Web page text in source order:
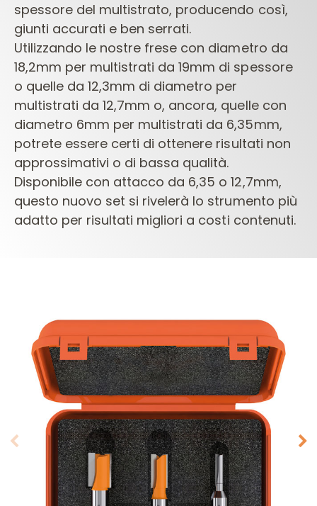
spessore del multistrato, producendo così,
giunti accurati e ben serrati.
Utilizzando le nostre frese con diametro da
18,2mm per multistrati da 19mm di spessore
o quelle da 12,3mm di diametro per
multistrati da 12,7mm o, ancora, quelle con
diametro 6mm per multistrati da 6,35mm,
potrete essere certi di ottenere risultati non
approssimativi o di bassa qualità.
Disponibile con attacco da 6,35 o 12,7mm,
questo nuovo set si rivelerà lo strumento più
adatto per risultati migliori a costi contenuti.